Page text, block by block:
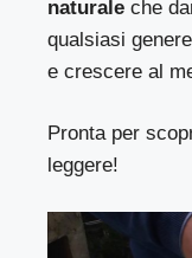
naturale che
qualsiasi
e crescere al
Pronta per
leggere!